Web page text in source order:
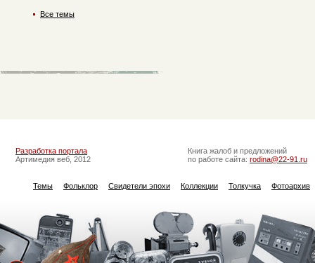
Все темы
Разработка портала
Артимедия веб, 2012
Книга жалоб и предложений
по работе сайта: rodina@22-91.ru
Темы Фольклор Свидетели эпохи Коллекции Толкучка Фотоархив